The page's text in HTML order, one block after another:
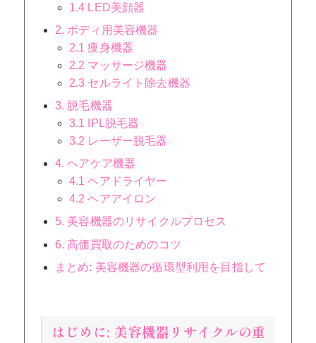
1.4 LED美顔器
2. ボディ用美容機器
2.1 痩身機器
2.2 マッサージ機器
2.3 セルライト除去機器
3. 脱毛機器
3.1 IPL脱毛器
3.2 レーザー脱毛器
4. ヘアケア機器
4.1 ヘアドライヤー
4.2 ヘアアイロン
5. 美容機器のリサイクルプロセス
6. 高価買取のためのコツ
まとめ: 美容機器の循環型利用を目指して
はじめに: 美容機器リサイクルの重